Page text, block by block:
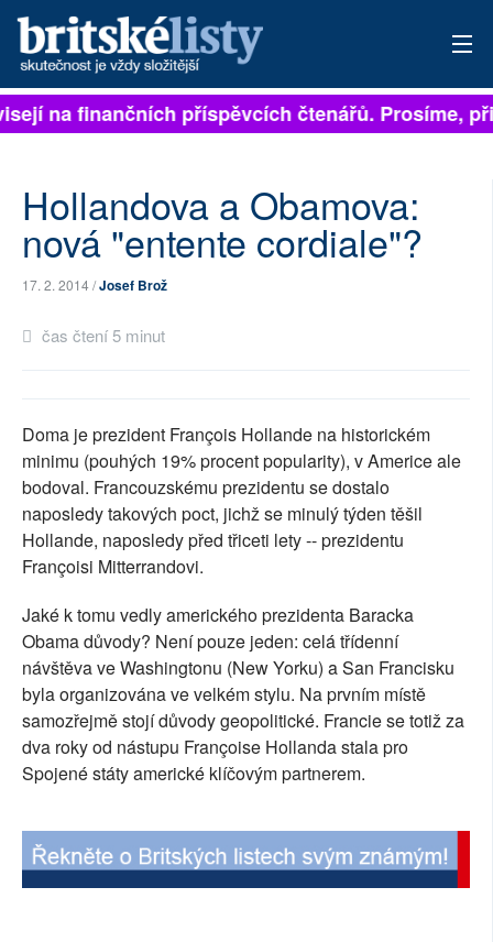
PŘIHLÁSIT
ARCHIV
PŘÍSPĚVKY NA PROVOZ
SOCIÁLNÍ SÍTĚ
RUBRIKY
PLNÁ VERZE STRÁNEK
na finančních příspěvcích čtenářů. Prosíme,
Hollandova a Obamova:
nová "entente cordiale"?
17. 2. 2014 /Josef Brož
čas čtení 5 minut
Doma je prezident François Hollande na historickém
minimu (pouhých 19% procent popularity), v Americe ale
bodoval. Francouzskému prezidentu se dostalo
naposledy takových poct, jichž se minulý týden těšil
Hollande, naposledy před třiceti lety -- prezidentu
Françoisi Mitterrandovi.
Jaké k tomu vedly amerického prezidenta Baracka
Obama důvody? Není pouze jeden: celá třídenní
návštěva ve Washingtonu (New Yorku) a San Francisku
byla organizována ve velkém stylu. Na prvním místě
samozřejmě stojí důvody geopolitické. Francie se totiž za
dva roky od nástupu Françoise Hollanda stala pro
Spojené státy americké klíčovým partnerem.